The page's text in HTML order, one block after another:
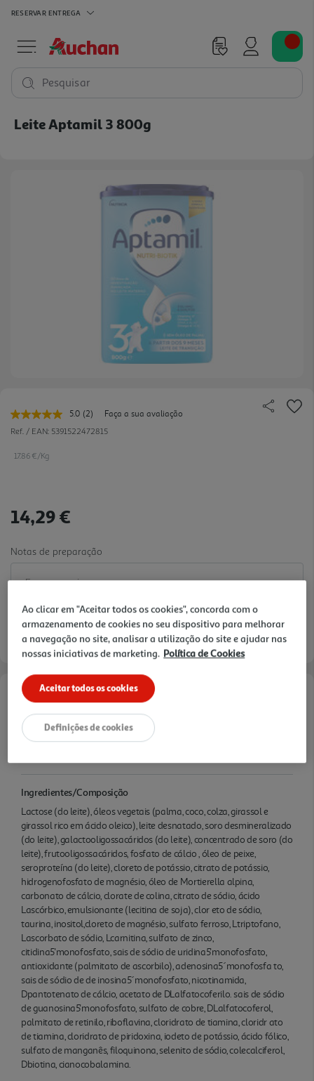
RESERVAR ENTREGA
Pesquisar
Leite Aptamil 3 800g
5.0 Leu
2
(2)
Faça a sua avaliação
Ref. / EAN: 5391522472815
17.86 €/Kg
14,29 €
Notas de preparação
Características
Quantidade Liquida
Ingredientes/Composição
Lactose (do leite), óleos vegetais (palma, coco, colza, girassol e
girassol rico em ácido oleico), leite desnatado, soro desmineralizado
(do leite), galactooligossacáridos (do leite), concentrado de soro (do
leite), frutooligossacáridos, fosfato de cálcio , óleo de peixe,
seroproteína (do leite), cloreto de potássio, citrato de potássio,
hidrogenofosfato de magnésio, óleo de Mortierella alpina,
carbonato de cálcio, clorate de colina, citrato de sódio, ácido
Lascórbico, emulsionante (lecitina de soja), clor eto de sódio,
taurina, inositol,cloreto de magnésio, sulfato ferroso, Ltriptofano,
Lascorbato de sódio, Lcarnitina, sulfato de zinco,
citidina5'monofosfato, sais de sódio de uridina5'monofosfato,
antioxidante (palmitato de ascorbilo), adenosina5´monofosfa to,
sais de sódio de de inosina5´monofosfato, nicotinamida,
Dpantotenato de cálcio, acetato de DLalfatocoferilo. sais de sódio
de guanosina5'monofosfato, sulfato de cobre, DLalfatocoferol,
palmitato de retinilo, riboflavina, cloridrato de tiamina, cloridr ato
de tiamina, cloridrato de piridoxina, iodeto de potássio, ácido fólico,
sulfato de manganês, filoquinona, selenito de sódio, colecalciferol,
Dbiotina, cianocobalamina.
Ao clicar em "Aceitar todos os cookies", concorda com o
armazenamento de cookies no seu dispositivo para melhorar
a navegação no site, analisar a utilização do site e ajudar nas
nossas iniciativas de marketing. Política de Cookies
Aceitar todos os cookies
Definições de cookies